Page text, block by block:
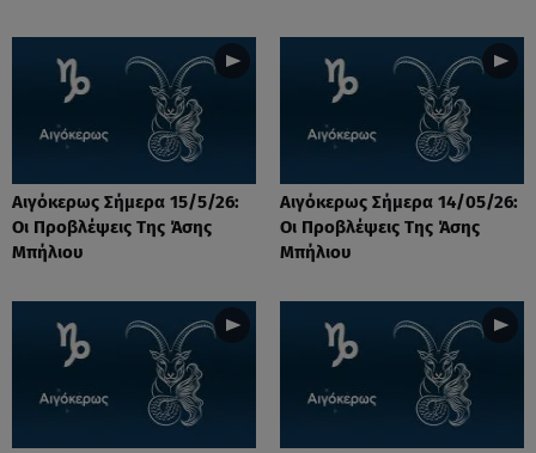
Αιγόκερως Σήμερα 15/5/26:
Οι Προβλέψεις Της Άσης
Μπήλιου
Αιγόκερως Σήμερα 14/05/26:
Οι Προβλέψεις Της Άσης
Μπήλιου